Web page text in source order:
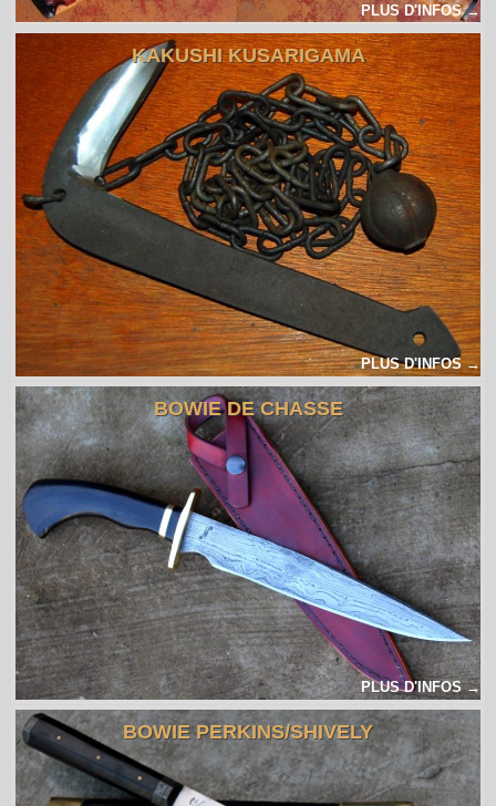
PLUS D'INFOS →
KAKUSHI KUSARIGAMA
PLUS D'INFOS →
BOWIE DE CHASSE
PLUS D'INFOS →
BOWIE PERKINS/SHIVELY